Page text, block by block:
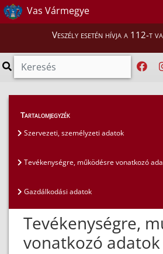
Vas Vármegye
Veszély esetén hívja a 112-t
Közérdekű adatok
Tevékenységre, működésre
Tartalomjegyzék
Szervezeti, személyzeti adatok
Tevékenységre, működésre vonatkozó
Gazdálkodási adatok
Tevékenységre,
vonatkozó adatok